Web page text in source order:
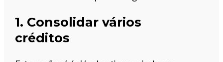
1. Consolidar vários
créditos